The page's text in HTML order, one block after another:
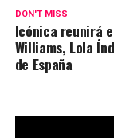
DON'T MISS
Icónica reunirá
Williams, Lola
de España